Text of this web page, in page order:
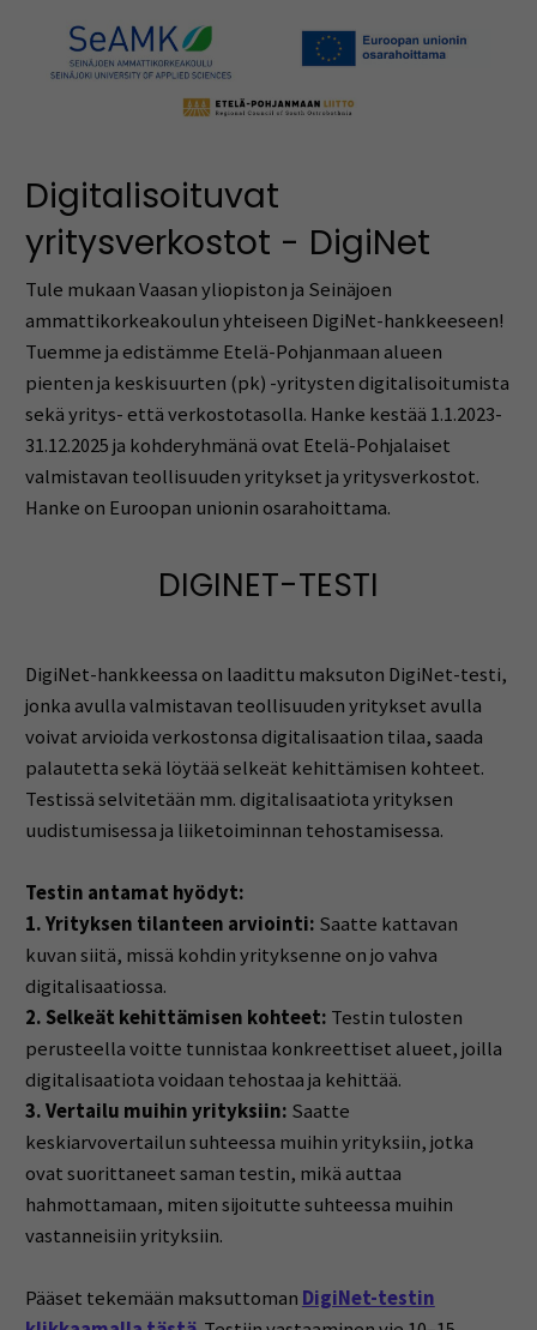
Digitalisoituvat
yritysverkostot - DigiNet
Tule mukaan Vaasan yliopiston ja Seinäjoen
ammattikorkeakoulun yhteiseen DigiNet-hankkeeseen!
Tuemme ja edistämme Etelä-Pohjanmaan alueen
pienten ja keskisuurten (pk) -yritysten digitalisoitumista
sekä yritys- että verkostotasolla. Hanke kestää 1.1.2023-
31.12.2025 ja kohderyhmänä ovat Etelä-Pohjalaiset
valmistavan teollisuuden yritykset ja yritysverkostot.
Hanke on Euroopan unionin osarahoittama.
DIGINET-TESTI
DigiNet-hankkeessa on laadittu maksuton DigiNet-testi,
jonka avulla valmistavan teollisuuden yritykset avulla
voivat arvioida verkostonsa digitalisaation tilaa, saada
palautetta sekä löytää selkeät kehittämisen kohteet.
Testissä selvitetään mm. digitalisaatiota yrityksen
uudistumisessa ja liiketoiminnan tehostamisessa.
Testin antamat hyödyt:
1. Yrityksen tilanteen arviointi: Saatte kattavan
kuvan siitä, missä kohdin yrityksenne on jo vahva
digitalisaatiossa.
2. Selkeät kehittämisen kohteet: Testin tulosten
perusteella voitte tunnistaa konkreettiset alueet, joilla
digitalisaatiota voidaan tehostaa ja kehittää.
3. Vertailu muihin yrityksiin: Saatte
keskiarvovertailun suhteessa muihin yrityksiin, jotka
ovat suorittaneet saman testin, mikä auttaa
hahmottamaan, miten sijoitutte suhteessa muihin
vastanneisiin yrityksiin.
Pääset tekemään maksuttoman DigiNet-testin